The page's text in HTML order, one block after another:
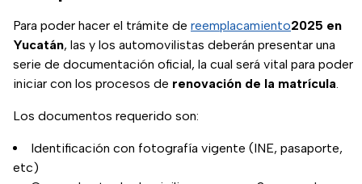
Para poder hacer el trámite de reemplacamiento2025 en
Yucatán, las y los automovilistas deberán presentar una
serie de documentación oficial, la cual será vital para poder
iniciar con los procesos de renovación de la matrícula
Los documentos requerido son:
Identificación con fotografía vigente (INE, pasaporte,
etc)